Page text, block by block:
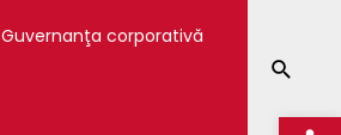
Guvernanţa corporativă